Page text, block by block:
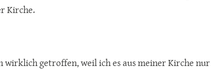
Kirche.
wirklich getroffen, weil ich es aus meiner Kirche